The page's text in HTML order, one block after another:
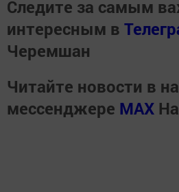
Следите за самым
интересным в
Черемшан
Читайте новости в
мессенджере MАХ